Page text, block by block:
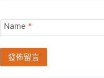
Name *